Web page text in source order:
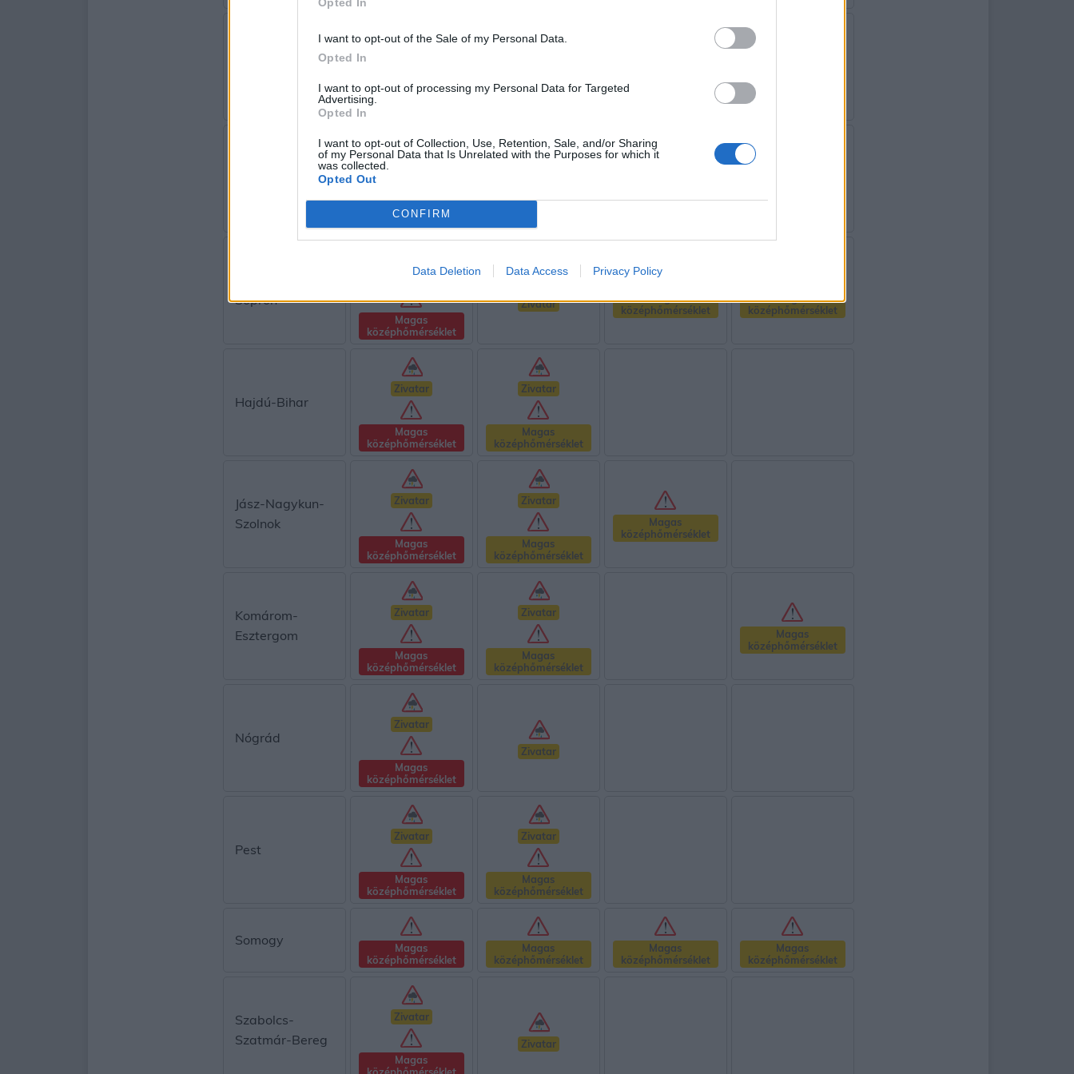
I want to opt-out of the Sale of my Personal Data.
Opted In
I want to opt-out of processing my Personal Data for Targeted
Advertising.
Opted In
I want to opt-out of Collection, Use, Retention, Sale, and/or Sharing
of my Personal Data that Is Unrelated with the Purposes for which it
was collected.
Opted Out
CONFIRM
Data Deletion Data Access Privacy Policy
Magas
középhőmérséklet
Magas
középhőmérséklet
középhőmérséklet
Magas
középhőmérséklet
középhőmérséklet
középhőmérséklet
Sopron
Zivatar
Magas
középhőmérséklet
Zivatar
Magas
középhőmérséklet
Magas
középhőmérséklet
Hajdú-Bihar
Zivatar
Magas
középhőmérséklet
Zivatar
Magas
középhőmérséklet
Jász-Nagykun-
Szolnok
Zivatar
Magas
középhőmérséklet
Zivatar
Magas
középhőmérséklet
Magas
középhőmérséklet
Komárom-
Esztergom
Zivatar
Magas
középhőmérséklet
Zivatar
Magas
középhőmérséklet
Magas
középhőmérséklet
Nógrád
Zivatar
Magas
középhőmérséklet
Zivatar
Pest
Zivatar
Magas
középhőmérséklet
Zivatar
Magas
középhőmérséklet
Somogy
Magas
középhőmérséklet
Magas
középhőmérséklet
Magas
középhőmérséklet
Magas
középhőmérséklet
Szabolcs-
Szatmár-Bereg
Zivatar
Magas
Zivatar